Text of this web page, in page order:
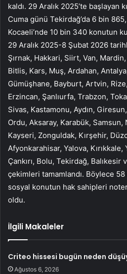
kaldı. 29 Aralık 2025’te başlayan
Cuma günü Tekirdağ’da 6 bin
Kocaeli’nde 10 bin 340 konutun
29 Aralık 2025-8 Şubat 2026
Şırnak, Hakkari, Siirt, Van, Mardin,
Bitlis, Kars, Muş, Ardahan,
Gümüşhane, Bayburt, Artvin,
Erzincan, Şanlıurfa, Trabzon,
Sivas, Kastamonu, Aydın,
Ordu, Aksaray, Karabük, Samsun,
Kayseri, Zonguldak, Kırşehir,
Afyonkarahisar, Yalova,
Çankırı, Bolu, Tekirdağ, Balıkesir
çekimleri tamamlandı. Böylece
sosyal konutun hak sahipleri
oldu.
İlgili Makaleler
Criteo hissesi bugün neden
Ağustos 6, 2026